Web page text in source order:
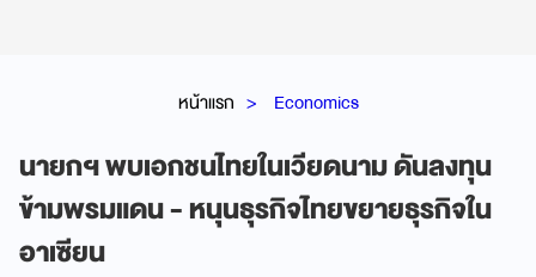
หน้าแรก Economics
นายกฯ พบเอกชนไทยในเวียดนาม ดันลงทุน
ข้ามพรมแดน - หนุนธุรกิจไทยขยายธุรกิจใน
อาเซียน